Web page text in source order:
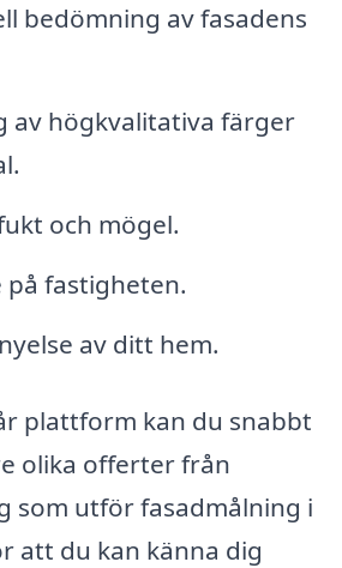
bedömning av fasadens
av högkvalitativa färger
och mögel.
på fastigheten.
av ditt hem.
plattform kan du snabbt
olika offerter från
som utför fasadmålning i
att du kan känna dig